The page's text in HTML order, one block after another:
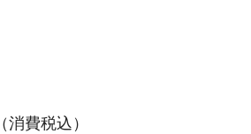
（消費税込）